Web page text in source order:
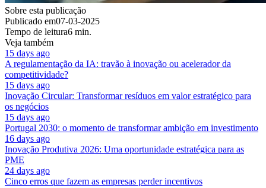
Sobre esta publicação
Publicado em07-03-2025
Tempo de leitura6 min.
Veja também
15 days ago
A regulamentação da IA: travão à inovação ou acelerador da
competitividade?
15 days ago
Inovação Circular: Transformar resíduos em valor estratégico para
os negócios
15 days ago
Portugal 2030: o momento de transformar ambição em investimento
16 days ago
Inovação Produtiva 2026: Uma oportunidade estratégica para as
PME
24 days ago
Cinco erros que fazem as empresas perder incentivos